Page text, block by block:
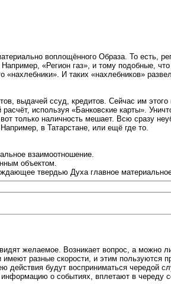
воплощённого Образа. То есть,
Например, «Регион газ», и тому подобные,
И таких «нахлебников»
выдачей ссуд, кредитов. Сейчас им
используя «Банковские карты».
только наличность мешает. Всю сразу
в Татарстане, или ещё где то.
взаимоотношение.
объектом.
твердью Духа главное
желаемое. Возникает вопрос, а
имеют разные скорости, и этим
действия будут восприниматься
о событиях, вплетают в